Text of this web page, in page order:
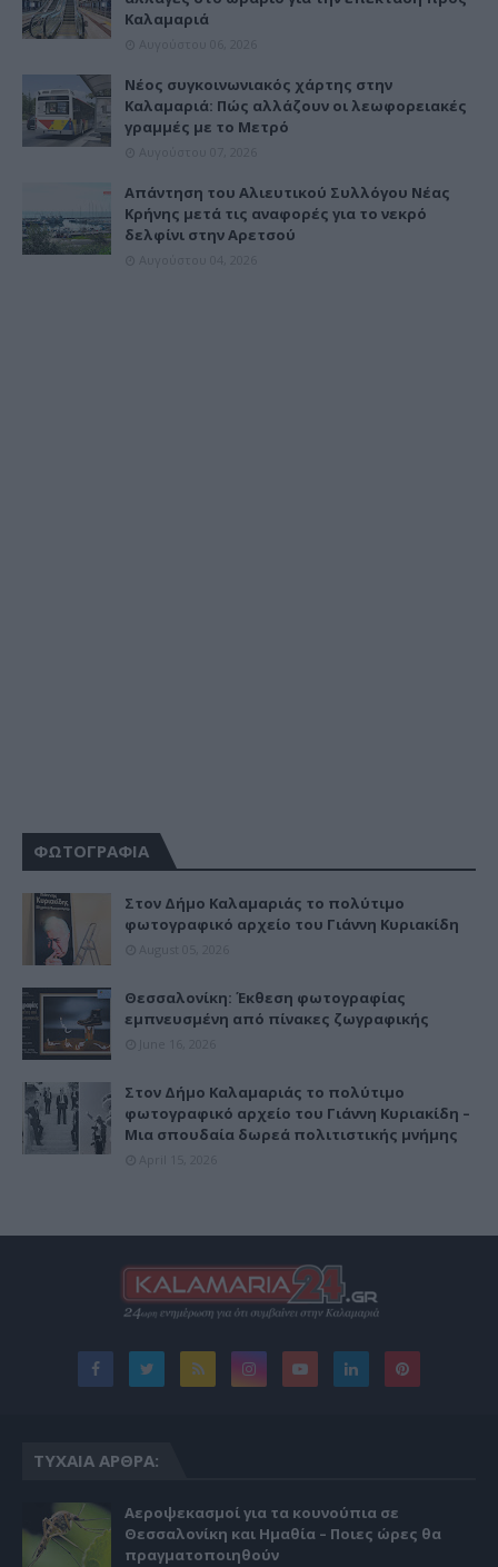
Καλαμαριά
Νέος συγκοινωνιακός χάρτης στην
Καλαμαριά: Πώς αλλάζουν οι λεωφορειακές
γραμμές με το Μετρό
Απάντηση του Αλιευτικού Συλλόγου Νέας
Κρήνης μετά τις αναφορές για το νεκρό
δελφίνι στην Αρετσού
ΦΩΤΟΓΡΑΦΙΑ
Στον Δήμο Καλαμαριάς το πολύτιμο
φωτογραφικό αρχείο του Γιάννη Κυριακίδη
Θεσσαλονίκη: Έκθεση φωτογραφίας
εμπνευσμένη από πίνακες ζωγραφικής
Στον Δήμο Καλαμαριάς το πολύτιμο
φωτογραφικό αρχείο του Γιάννη Κυριακίδη –
Μια σπουδαία δωρεά πολιτιστικής μνήμης
ΤΥΧΑΊΑ ΆΡΘΡΑ:
Αεροψεκασμοί για τα κουνούπια σε
Θεσσαλονίκη και Ημαθία – Ποιες ώρες θα
πραγματοποιηθούν